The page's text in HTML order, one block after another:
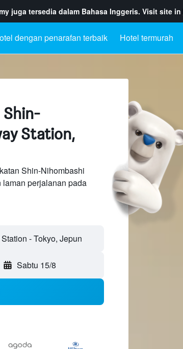
juga tersedia dalam Bahasa Inggeris. Visit site in
dengan penarafan terbaik Hotel termurah
Station,
Shin-Nihombashi
perjalanan pada
Sabtu 15/8